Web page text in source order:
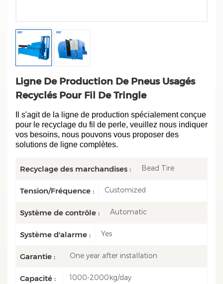
Ligne De Production De Pneus Usagés
Recyclés Pour Fil De Tringle
Il s'agit de la ligne de production spécialement conçue
pour le recyclage du fil de perle, veuillez nous indiquer
vos besoins, nous pouvons vous proposer des
solutions de ligne complètes.
Recyclage des marchandises : Bead Tire
Tension/Fréquence : Customized
Système de contrôle : Automatic
Système d'alarme : Yes
Garantie : One year after installation
Capacité : 1000-2000kg/day